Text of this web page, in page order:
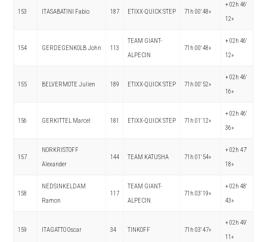
153 ITASABATINI Fabio 187 ETIXX-QUICK STEP 71h 00′ 48»
+ 02h 46′
12»
154 GERDEGENKOLB John 113
TEAM GIANT-
ALPECIN
71h 00′ 48»
+ 02h 46′
12»
155 BELVERMOTE Julien 189 ETIXX-QUICK STEP 71h 00′ 52»
+ 02h 46′
16»
156 GERKITTEL Marcel 181 ETIXX-QUICK STEP 71h 01′ 12»
+ 02h 46′
36»
157
NORKRISTOFF
Alexander
144 TEAM KATUSHA 71h 01′ 54»
+ 02h 47′
18»
158
NEDSINKELDAM
Ramon
117
TEAM GIANT-
ALPECIN
71h 03′ 19»
+ 02h 48′
43»
159 ITAGATTO Oscar 34 TINKOFF 71h 03′ 47»
+ 02h 49′
11»